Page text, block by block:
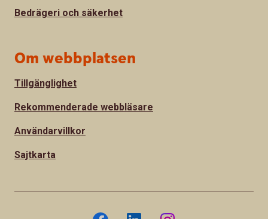
Bedrägeri och säkerhet
Om webbplatsen
Tillgänglighet
Rekommenderade webbläsare
Användarvillkor
Sajtkarta